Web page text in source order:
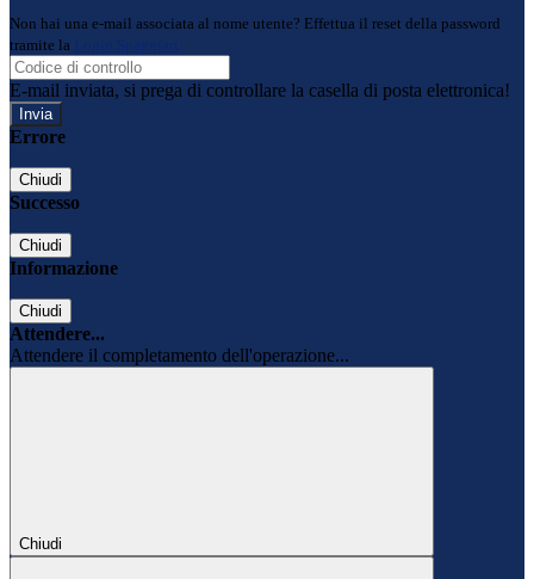
Non hai una e-mail associata al nome utente? Effettua il reset della password
tramite la
Login Spaggiari
E-mail inviata, si prega di controllare la casella di posta elettronica!
Errore
Chiudi
Successo
Chiudi
Informazione
Chiudi
Attendere...
Attendere il completamento dell'operazione...
Chiudi